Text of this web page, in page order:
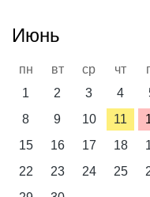
Июнь
пн вт ср чт
1
2 3 4
8
9 10 11
15
16 17 18
22
23 24 25